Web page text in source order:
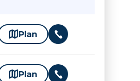
🗞 Plan 📞
🗞 Plan 📞